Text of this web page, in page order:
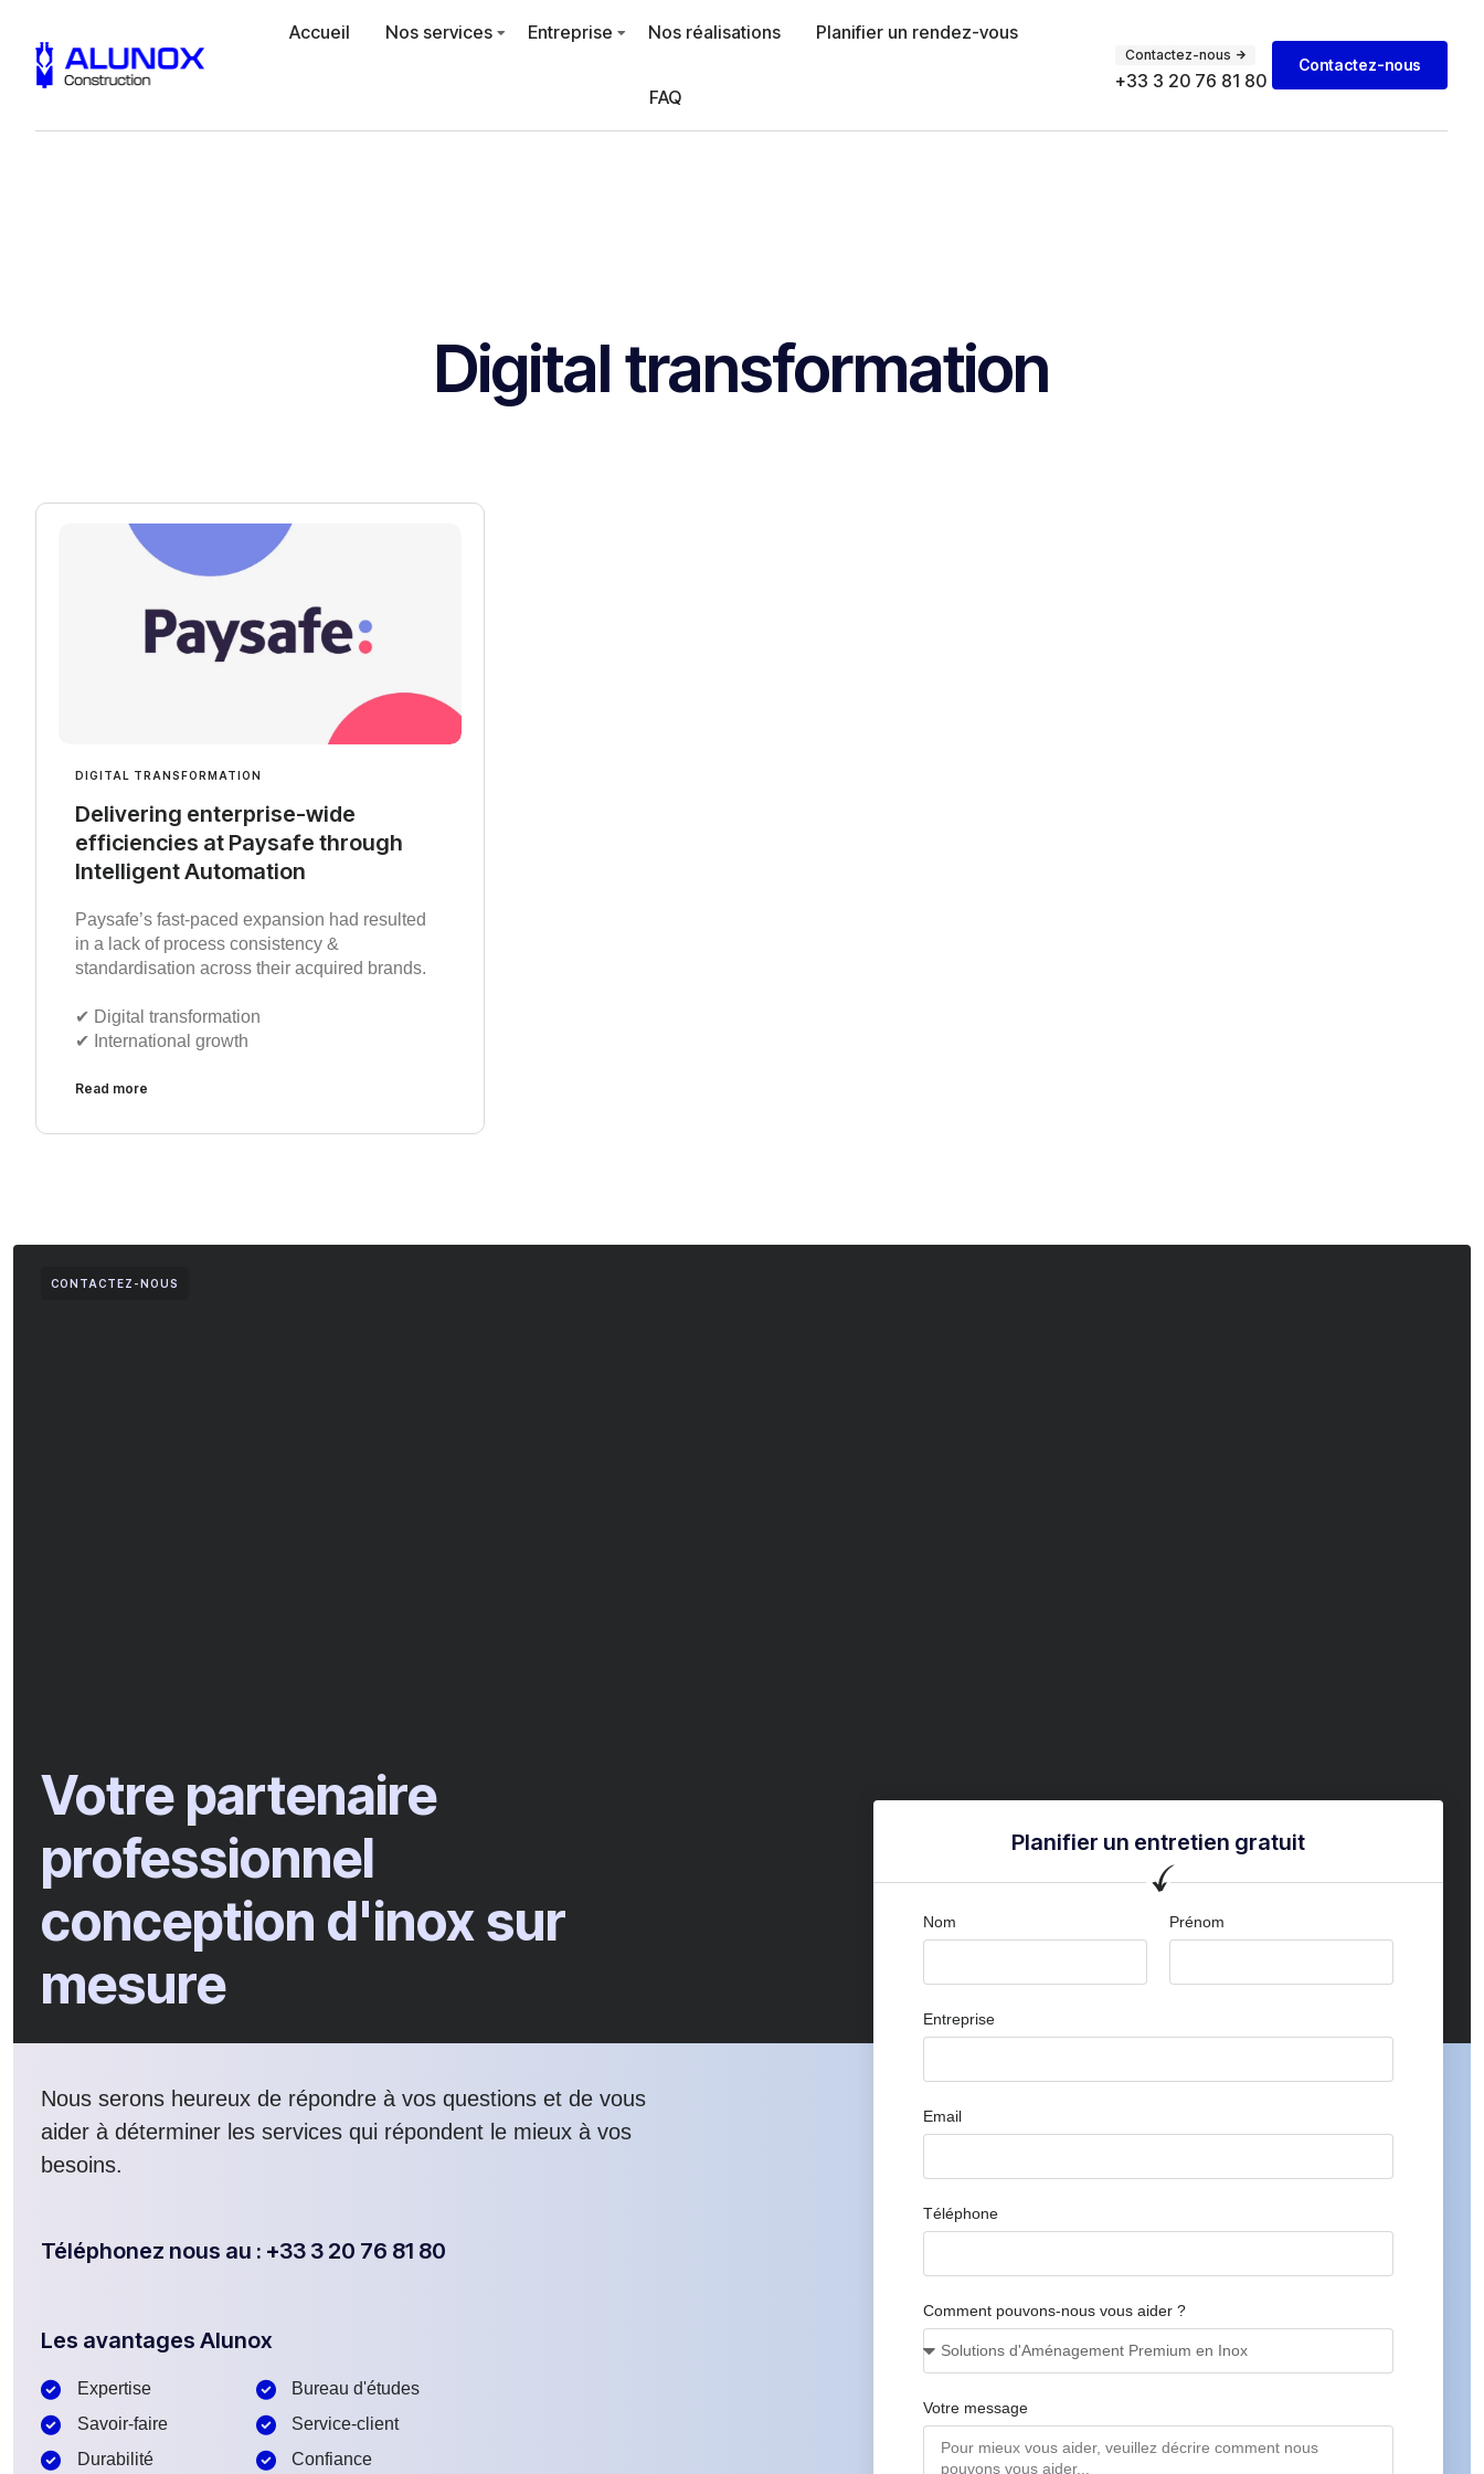
Accueil Nos services Entreprise Nos réalisations Planifier un rendez-vous
FAQ
Contactez-nous
+33 3 20 76 81 80
Contactez-nous
Digital transformation
DIGITAL TRANSFORMATION
Delivering enterprise-wide
efficiencies at Paysafe through
Intelligent Automation
Paysafe’s fast-paced expansion had resulted
in a lack of process consistency &
standardisation across their acquired brands.
✔︎ Digital transformation
✔︎ International growth
Read more
CONTACTEZ-NOUS
Votre partenaire
professionnel
conception d'inox sur
mesure
Nous serons heureux de répondre à vos questions et de vous
aider à déterminer les services qui répondent le mieux à vos
besoins.
Téléphonez nous au : +33 3 20 76 81 80
Les avantages Alunox
Expertise
Savoir-faire
Durabilité
Bureau d'études
Service-client
Confiance
Planifier un entretien gratuit
Nom Prénom
Entreprise
Email
Téléphone
Comment pouvons-nous vous aider ?
Votre message